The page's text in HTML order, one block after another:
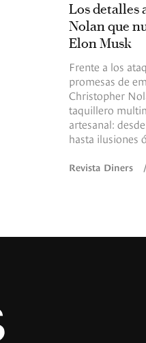
Los detalles
Nolan que
Elon Musk
Frente a los
promesas de
Christopher
taquillero
artesanal:
hasta ilusiones
Revista Diners /